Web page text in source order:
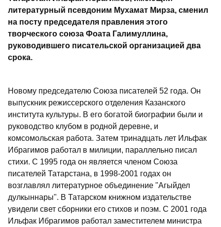
литературный псевдоним Мухамат Мирза, сменил
на посту председателя правления этого
творческого союза Фоата Галимуллина,
руководившего писательской организацией два
срока.
Новому председателю Союза писателей 52 года. Он
выпускник режиссерского отделения Казанского
института культуры. В его богатой биографии были и
руководство клубом в родной деревне, и
комсомольская работа. Затем тринадцать лет Ильфак
Ибрагимов работал в милиции, параллельно писал
стихи. С 1995 года он является членом Союза
писателей Татарстана, в 1998-2001 годах он
возглавлял литературное объединение "Агыйдел
дулкыннары". В Татарском книжном издательстве
увидели свет сборники его стихов и поэм. С 2001 года
Ильфак Ибрагимов работал заместителем министра